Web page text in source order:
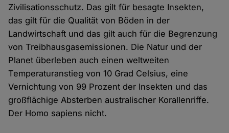
Zivilisationsschutz. Das gilt für besagte Insekten,
das gilt für die Qualität von Böden in der
Landwirtschaft und das gilt auch für die Begrenzung
von Treibhausgasemissionen. Die Natur und der
Planet überleben auch einen weltweiten
Temperaturanstieg von 10 Grad Celsius, eine
Vernichtung von 99 Prozent der Insekten und das
großflächige Absterben australischer Korallenriffe.
Der Homo sapiens nicht.